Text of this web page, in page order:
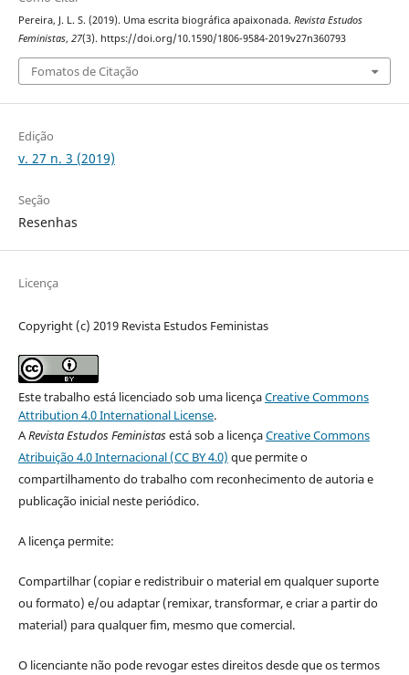
Pereira, J. L. S. (2019). Uma escrita biográfica apaixonada. Revista Estudos
Feministas, 27(3). https://doi.org/10.1590/1806-9584-2019v27n360793
Fomatos de Citação
Edição
v. 27 n. 3 (2019)
Seção
Resenhas
Licença
Copyright (c) 2019 Revista Estudos Feministas
Este trabalho está licenciado sob uma licençaCreative Commons
Attribution 4.0 International License.
ARevista Estudos Feministasestá sob a licençaCreative Commons
Atribuição 4.0 Internacional (CC BY 4.0) que permite o
compartilhamento do trabalho com reconhecimento de autoria e
publicação inicial neste periódico.
A licença permite:
Compartilhar (copiar e redistribuir o material em qualquer suporte
ou formato) e/ou adaptar (remixar, transformar, e criar a partir do
material) para qualquer fim, mesmo que comercial.
O licenciante não pode revogar estes direitos desde que os termos